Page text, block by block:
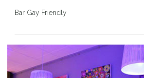
Bar Gay Friendly